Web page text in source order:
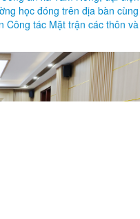
học đóng trên địa bàn cùng
Công tác Mặt trận các thôn và